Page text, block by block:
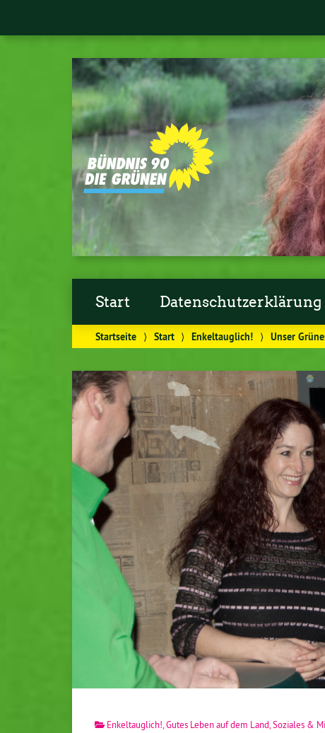
Start Datenschutzerklärung
Startseite ⟩ Start ⟩ Enkeltauglich! ⟩ Unser
Enkeltauglich! Gutes Leben auf dem Land Soziales &